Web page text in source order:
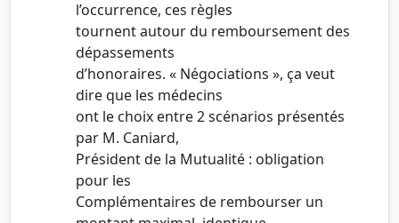
l’occurrence, ces règles
tournent autour du remboursement des
dépassements
d’honoraires. « Négociations », ça veut
dire que les médecins
ont le choix entre 2 scénarios présentés
par M. Caniard,
Président de la Mutualité : obligation
pour les
Complémentaires de rembourser un